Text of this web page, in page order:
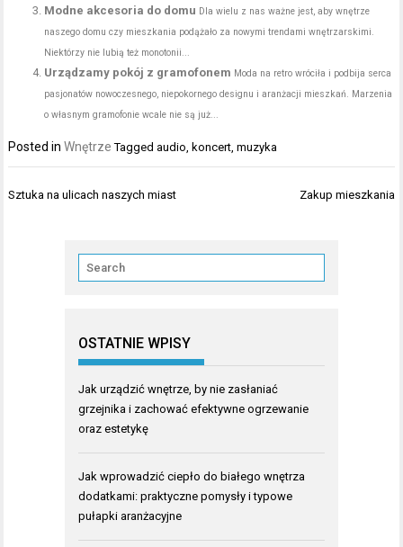
Modne akcesoria do domu Dla wielu z nas ważne jest, aby wnętrze
naszego domu czy mieszkania podążało za nowymi trendami wnętrzarskimi.
Niektórzy nie lubią też monotonii...
Urządzamy pokój z gramofonem Moda na retro wróciła i podbija serca
pasjonatów nowoczesnego, niepokornego designu i aranżacji mieszkań. Marzenia
o własnym gramofonie wcale nie są już...
Posted inWnętrze Taggedaudio, koncert,muzyka
Nawigacja
Sztuka na ulicach naszych miast Zakup mieszkania
OSTATNIE WPISY
Jak urządzić wnętrze, by nie zasłaniać
grzejnika i zachować efektywne ogrzewanie
oraz estetykę
Jak wprowadzić ciepło do białego wnętrza
dodatkami: praktyczne pomysły i typowe
pułapki aranżacyjne